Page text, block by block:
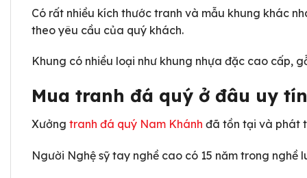
Có rất nhiều kích thước tranh và mẫu khung khác
theo yêu cầu của quý khách.
Khung có nhiều loại như khung nhựa đặc cao cấp,
Mua tranh đá quý ở đâu uy tín
Xưởng tranh đá quý Nam Khánh đã tồn tại và phát
Người Nghệ sỹ tay nghề cao có 15 năm trong nghề